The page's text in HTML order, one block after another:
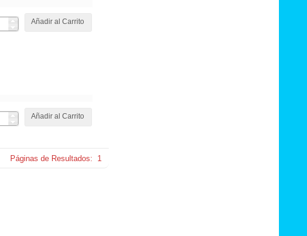
Añadir al Carrito
Añadir al Carrito
Páginas de Resultados: 1